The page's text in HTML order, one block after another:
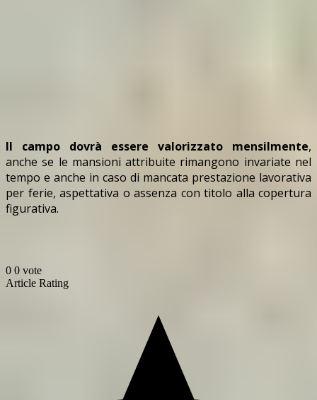
Il campo dovrà essere valorizzato mensilmente,
anche se le mansioni attribuite rimangono invariate nel
tempo e anche in caso di mancata prestazione lavorativa
per ferie, aspettativa o assenza con titolo alla copertura
figurativa.
0 0 vote
Article Rating